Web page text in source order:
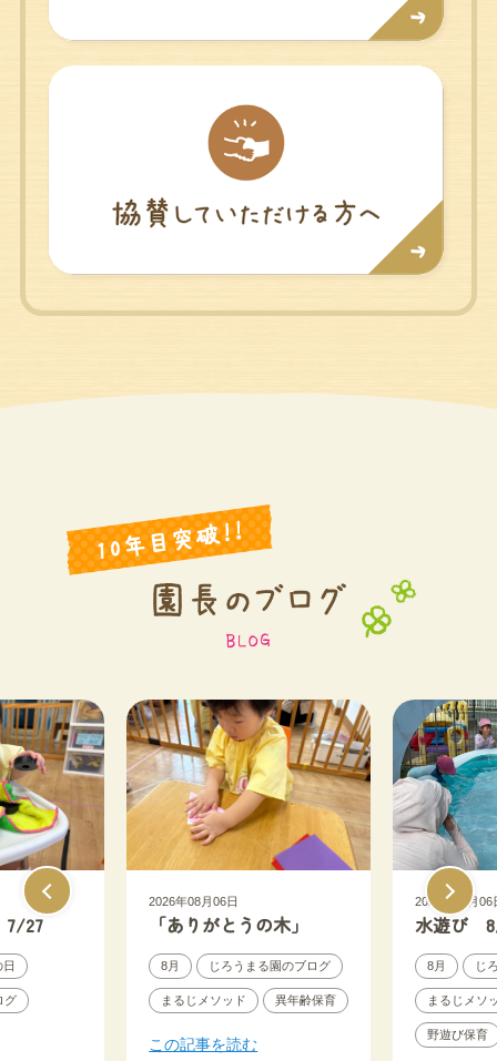
7/27
グ
2026年08月06日
「ありがとうの木」
8月 じろうまる園のブログ
まるじメソッド 異年齢保育
この記事を読む
2026年08月06
水遊び
8月 じ
まるじメソ
野遊び保育